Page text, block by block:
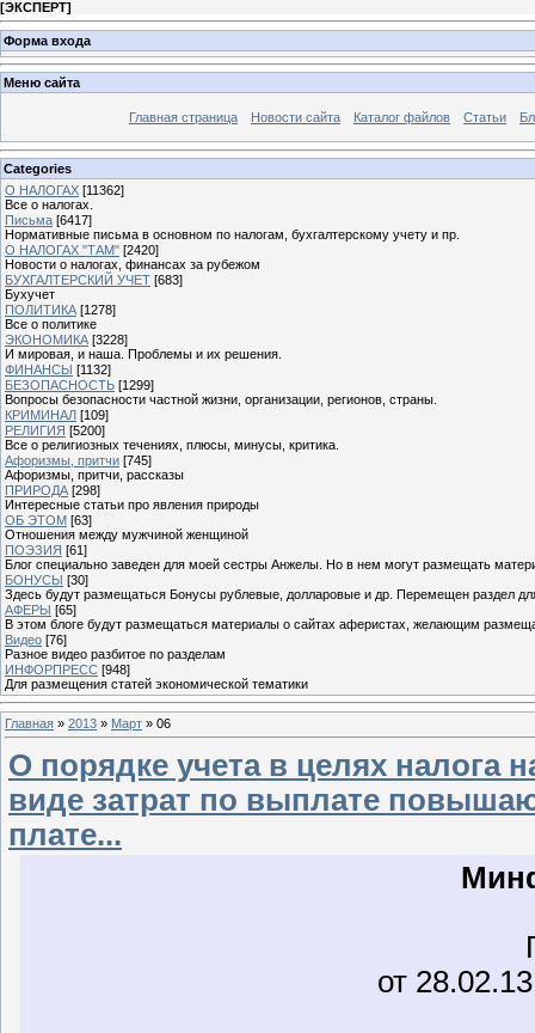
[ЭКСПЕРТ]
Форма входа
Меню сайта
Главная страница Новости сайта Каталог файлов Статьи
Categories
О НАЛОГАХ [11362]
Все о налогах.
Письма [6417]
Нормативные письма в основном по налогам, бухгалтерскому учету и пр.
О НАЛОГАХ "ТАМ" [2420]
Новости о налогах, финансах за рубежом
БУХГАЛТЕРСКИЙ УЧЕТ [683]
Бухучет
ПОЛИТИКА [1278]
Все о политике
ЭКОНОМИКА [3228]
И мировая, и наша. Проблемы и их решения.
ФИНАНСЫ [1132]
БЕЗОПАСНОСТЬ [1299]
Вопросы безопасности частной жизни, организации, регионов, страны.
КРИМИНАЛ [109]
РЕЛИГИЯ [5200]
Все о религиозных течениях, плюсы, минусы, критика.
Афоризмы, притчи [745]
Афоризмы, притчи, рассказы
ПРИРОДА [298]
Интересные статьи про явления природы
ОБ ЭТОМ [63]
Отношения между мужчиной женщиной
ПОЭЗИЯ [61]
Блог специально заведен для моей сестры Анжелы. Но в нем могут размещать
БОНУСЫ [30]
Здесь будут размещаться Бонусы рублевые, долларовые и др. Перемещен раздел
АФЕРЫ [65]
В этом блоге будут размещаться материалы о сайтах аферистах, желающим
Видео [76]
Разное видео разбитое по разделам
ИНФОРПРЕСС [948]
Для размещения статей экономической тематики
Главная » 2013 » Март » 06
О порядке учета в целях налога
виде затрат по выплате
плате...
от